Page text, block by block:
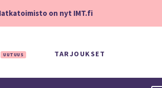
on nyt IMT.fi
UUTUUS TARJOUKSET